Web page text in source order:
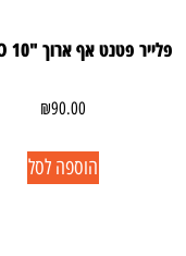
פלייר פטנט אף ארוך "KENDO 10
₪90.00
הוספה לסל